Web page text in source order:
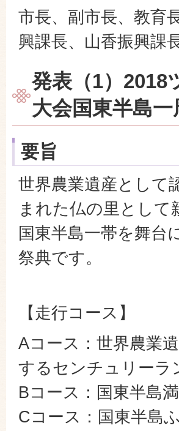
市長、副市長、教育
興課長、山香振興課
発表（1）2018
大会国東半島
要旨
世界農業遺産として
まれた仏の里として
国東半島一帯を舞台
祭典です。
【走行コース】
Aコース：世界農業
するセンチュリーラ
Bコース：国東半島
Cコース：国東半島